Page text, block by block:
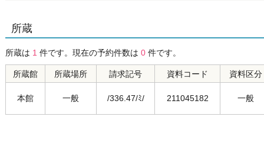
所蔵
所蔵は 1 件です。現在の予約件数は 0 件です。
所蔵館 所蔵場所 請求記号 資料コード 資料区分
本館 一般 /336.47/ﾐ/ 211045182 一般